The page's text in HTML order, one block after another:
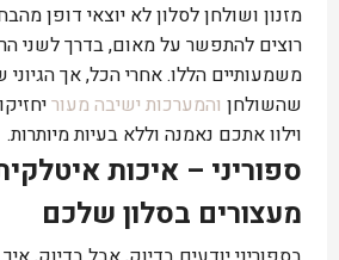
מזנון ושולחן לסלון לא יוצאי דופן
רוצים להתפשר על מאום, בדרך לשני
משמעותיים הללו. אחרי הכל, אך
שהשולחן והמערכות ישיבה מעור
וילוו אתכם נאמנה וללא בעיות מיותרות.
ספוריני – איכות
מעצורים בסלון שלכם